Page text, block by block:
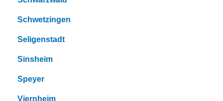
Schwetzingen
Seligenstadt
Sinsheim
Speyer
Viernheim